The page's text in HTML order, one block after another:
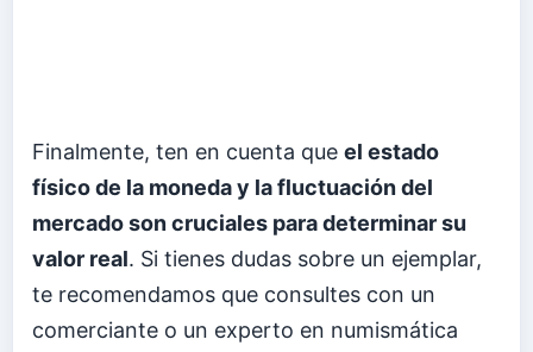
Finalmente, ten en cuenta que el estado
físico de la moneda y la fluctuación del
mercado son cruciales para determinar su
valor real. Si tienes dudas sobre un ejemplar,
te recomendamos que consultes con un
comerciante o un experto en numismática